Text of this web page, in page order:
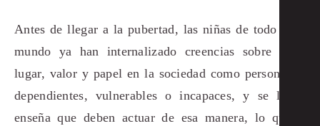
Antes de llegar a la pubertad, las niñas de todo el
mundo ya han internalizado creencias sobre su
lugar, valor y papel en la sociedad como personas
dependientes, vulnerables o incapaces, y se les
enseña que deben actuar de esa manera, lo que